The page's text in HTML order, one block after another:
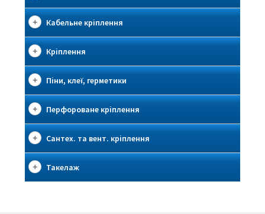
Кабельне кріплення
Кріплення
Піни, клеї, герметики
Перфороване кріплення
Сантех. та вент. кріплення
Такелаж